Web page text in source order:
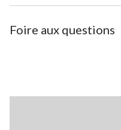
Foire aux questions